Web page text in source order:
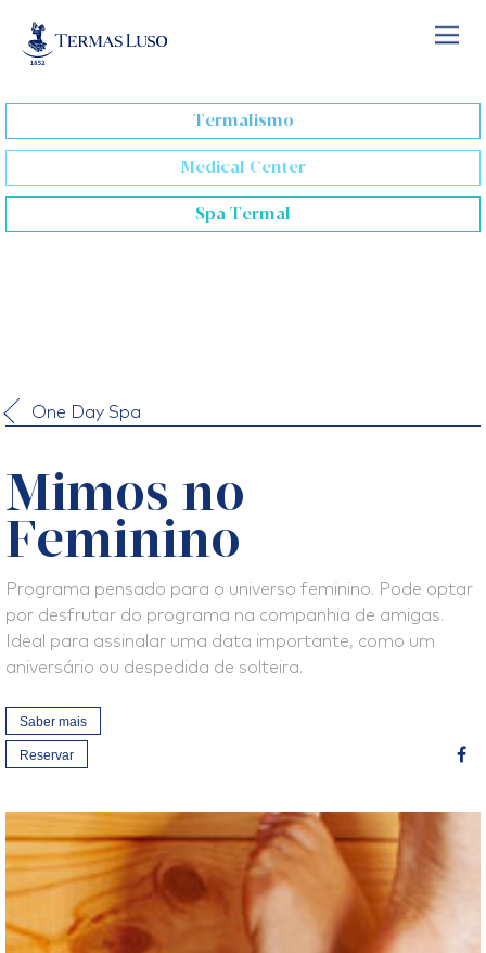
content
Termalismo
Medical Center
Spa Termal
One Day Spa
Mimos no
Feminino
Programa pensado para o universo feminino. Pode optar
por desfrutar do programa na companhia de amigas.
Ideal para assinalar uma data importante, como um
aniversário ou despedida de solteira.
Saber mais
Reservar